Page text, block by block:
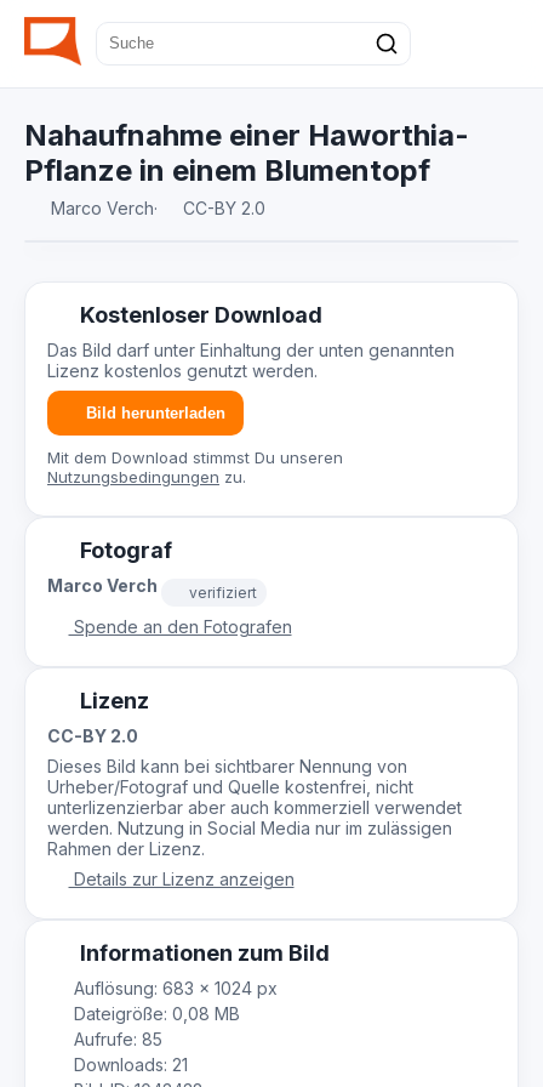
Nahaufnahme einer Haworthia-
Pflanze in einem Blumentopf
Marco Verch· CC-BY 2.0
Kostenloser Download
Das Bild darf unter Einhaltung der unten genannten
Lizenz kostenlos genutzt werden.
Bild herunterladen
Mit dem Download stimmst Du unseren
Nutzungsbedingungen zu.
Fotograf
Marco Verch verifiziert
Spende an den Fotografen
Lizenz
CC-BY 2.0
Dieses Bild kann bei sichtbarer Nennung von
Urheber/Fotograf und Quelle kostenfrei, nicht
unterlizenzierbar aber auch kommerziell verwendet
werden. Nutzung in Social Media nur im zulässigen
Rahmen der Lizenz.
Details zur Lizenz anzeigen
Informationen zum Bild
Auflösung: 683 × 1024 px
Dateigröße: 0,08 MB
Aufrufe: 85
Downloads: 21